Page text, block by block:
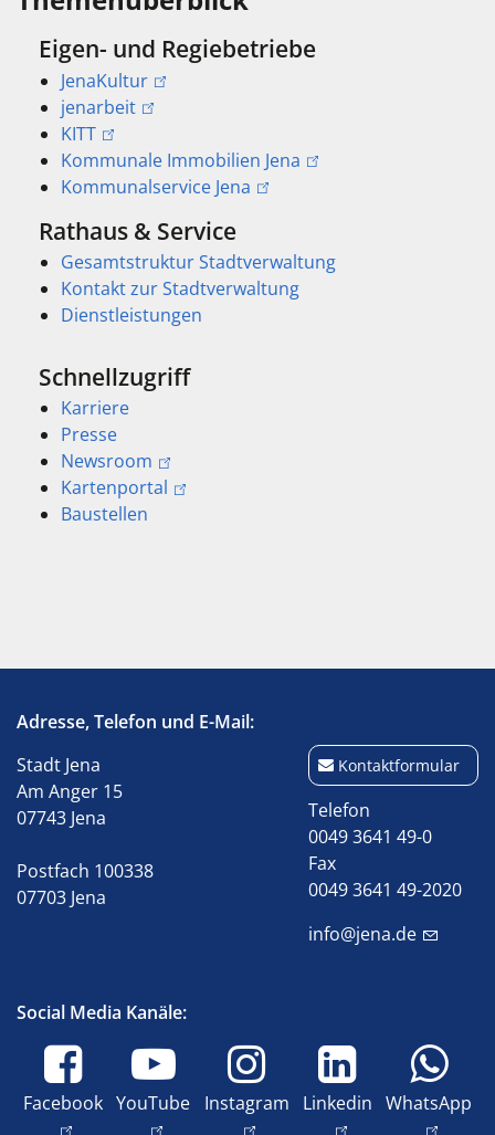
Eigen- und Regiebetriebe
JenaKultur
jenarbeit
KITT
Kommunale Immobilien Jena
Kommunalservice Jena
Rathaus & Service
Gesamtstruktur Stadtverwaltung
Kontakt zur Stadtverwaltung
Dienstleistungen
Schnellzugriff
Karriere
Presse
Newsroom
Kartenportal
Baustellen
Adresse, Telefon und E-Mail:
Stadt Jena
Am Anger 15
07743 Jena
Postfach 100338
07703 Jena
Kontaktformular
Telefon
0049 3641 49-0
Fax
0049 3641 49-2020
info@jena.de
Social Media Kanäle:
Facebook YouTube Instagram Linkedin WhatsApp